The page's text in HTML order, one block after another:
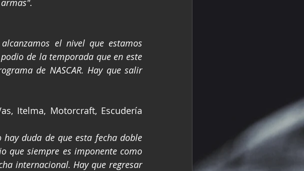
el nivel que estamos
de la temporada que en este
de NASCAR. Hay que salir
Itelma, Motorcraft, Escudería
duda de que esta fecha doble
que siempre es imponente como
internacional. Hay que regresar